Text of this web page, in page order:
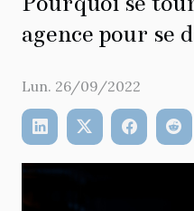
agence pour se
Lun. 26/09/2022